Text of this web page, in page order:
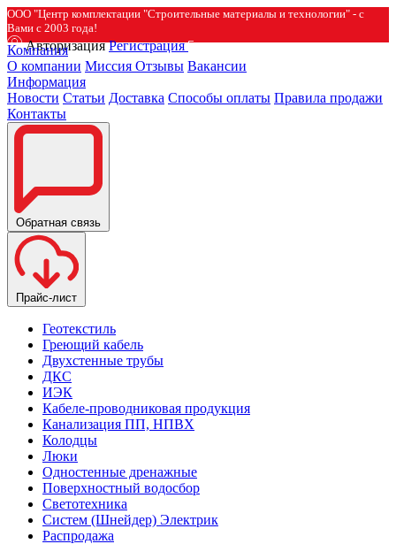
ООО "Центр комплектации "Строительные материалы и технологии" - с
Вами с 2003 года!
Авторизация Регистрация
Компания
О компании Миссия Отзывы Вакансии
Информация
Новости Статьи Доставка Способы оплаты Правила продажи
Контакты
Обратная связь
Прайс-лист
Геотекстиль
Греющий кабель
Двухстенные трубы
ДКС
ИЭК
Кабеле-проводниковая продукция
Канализация ПП, НПВХ
Колодцы
Люки
Одностенные дренажные
Поверхностный водосбор
Светотехника
Систем (Шнейдер) Электрик
Распродажа